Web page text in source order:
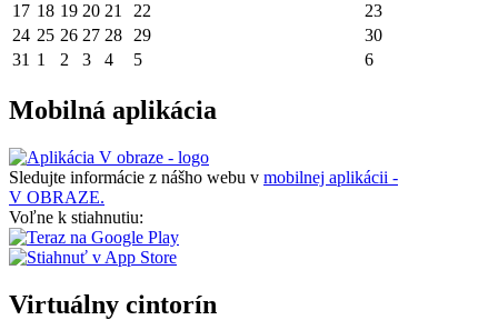
17 18 19 20 21 22
23
24 25 26 27 28 29
30
31 1 2 3 4 5 6
Mobilná aplikácia
Sledujte informácie z nášho webu v mobilnej aplikácii -
V OBRAZE.
Voľne k stiahnutiu:
Virtuálny cintorín